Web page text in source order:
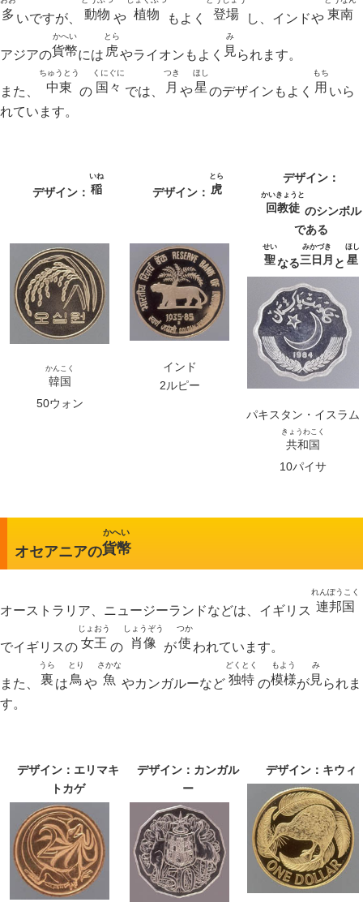
多 いですが、 動物 や 植物 もよく 登場 し、インドや 東南
アジアの貨幣
かへい
には 虎
とら
やライオンもよく 見
み
られます。
また、 中東
ちゅうとう
の 国々
くにぐに
では、 月
つき
や星
ほし
のデザインもよく 用
もち
いら
れています。
デザイン： 稲
いね
韓国
かんこく
50ウォン
デザイン： 虎
とら
インド
2ルピー
デザイン：
回教徒
かいきょうと
のシンボル
である
聖
せい
なる三日月
みかづき
と 星
ほし
パキスタン・イスラム
共和国
きょうわこく
10パイサ
オセアニアの貨幣
かへい
オーストラリア、ニュージーランドなどは、イギリス 連邦国
れんぽうこく
でイギリスの 女王
じょおう
の 肖像
しょうぞう
が使
つか
われています。
また、 裏
うら
は 鳥
とり
や 魚
さかな
やカンガルーなど 独特
どくとく
の模様
もよう
が見
み
られま
す。
デザイン：エリマキ
トカゲ
デザイン：カンガル
ー
デザイン：キウィ